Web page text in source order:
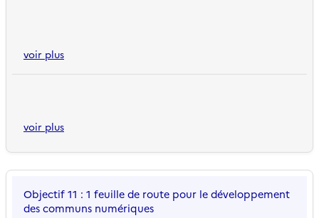
voir plus
voir plus
Objectif 11 : 1 feuille de route pour le développement
des communs numériques